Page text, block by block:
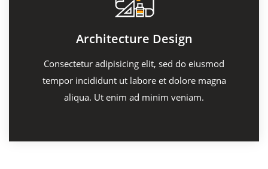
Architecture Design
Consectetur adipisicing elit, sed do eiusmod
tempor incididunt ut labore et dolore magna
aliqua. Ut enim ad minim veniam.